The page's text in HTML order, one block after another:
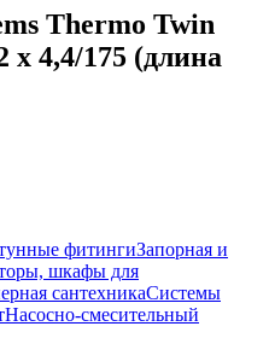
Thermo Twin
x 4,4/175 (длина
фитингиЗапорная и
шкафы для
сантехникаСистемы
Насосно-смесительный